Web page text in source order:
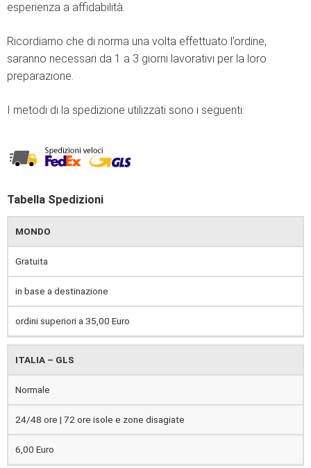
esperienza a affidabilità.
Ricordiamo che di norma una volta effettuato l’ordine,
saranno necessari da 1 a 3 giorni lavorativi per la loro
preparazione.
I metodi di la spedizione utilizzati sono i seguenti:
Tabella Spedizioni
MONDO
Gratuita
in base a destinazione
ordini superiori a 35,00 Euro
ITALIA – GLS
Normale
24/48 ore | 72 ore isole e zone disagiate
6,00 Euro